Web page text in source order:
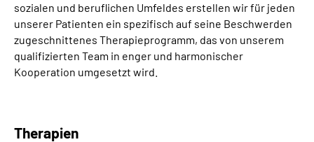
sozialen und beruflichen Umfeldes erstellen wir für jeden
unserer Patienten ein spezifisch auf seine Beschwerden
zugeschnittenes Therapieprogramm, das von unserem
qualifizierten Team in enger und harmonischer
Kooperation umgesetzt wird.
Therapien